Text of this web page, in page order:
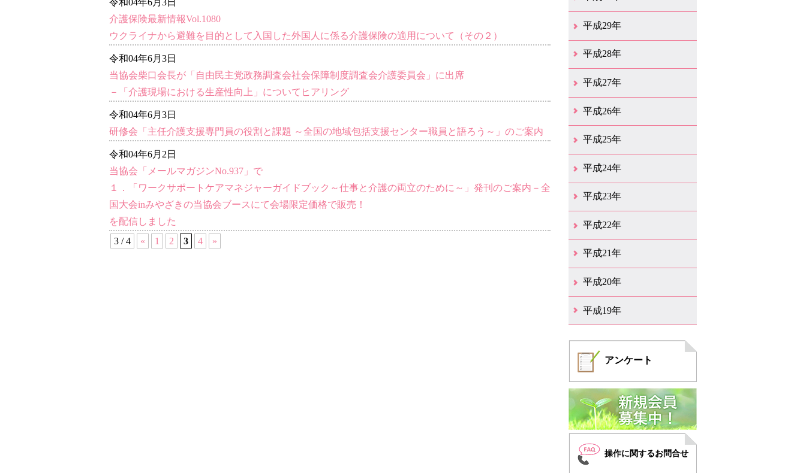
令和04年6月3日
介護保険最新情報Vol.1080
ウクライナから避難を目的として入国した外国人に係る介護保険の適用について（その２）
令和04年6月3日
当協会柴口会長が「自由民主党政務調査会社会保障制度調査会介護委員会」に出席
－「介護現場における生産性向上」についてヒアリング
令和04年6月3日
研修会「主任介護支援専門員の役割と課題 ～全国の地域包括支援センター職員と語ろう～」のご案内
令和04年6月2日
当協会「メールマガジンNo.937」で
１．「ワークサポートケアマネジャーガイドブック～仕事と介護の両立のために～」発刊のご案内－全
国大会inみやざきの当協会ブースにて会場限定価格で販売！
を配信しました
3 / 4
« 1 2 3 4 »
12月（14）
11月（13）
10月（18）
9月（17）
8月（19）
7月（66）
6月（19）
5月（16）
4月（29）
3月（41）
2月（16）
1月（15）
平成29年
12月（22）
11月（11）
10月（22）
9月（31）
8月（20）
7月（29）
6月（6）
5月（13）
4月（10）
3月（10）
2月（5）
1月（6）
平成28年
12月（15）
11月（12）
10月（12）
9月（21）
8月（11）
7月（18）
6月（16）
5月（27）
4月（49）
3月（37）
2月（12）
1月（9）
平成27年
12月（23）
11月（12）
10月（11）
9月（15）
8月（4）
7月（11）
6月（20）
5月（14）
4月（26）
3月（29）
2月（17）
1月（9）
平成26年
12月（11）
11月（11）
10月（9）
9月（11）
8月（12）
7月（9）
6月（12）
5月（5）
4月（13）
3月（12）
2月（8）
1月（9）
平成25年
12月（12）
11月（6）
10月（7）
9月（10）
8月（6）
7月（9）
6月（7）
5月（8）
4月（7）
3月（12）
2月（17）
1月（7）
平成24年
12月（8）
11月（5）
10月（7）
9月（10）
8月（5）
7月（7）
6月（9）
5月（7）
4月（6）
3月（12）
2月（2）
1月（4）
平成23年
12月（6）
11月（6）
10月（14）
9月（5）
8月（8）
7月（7）
6月（9）
5月（10）
4月（12）
3月（3）
2月（2）
平成22年
12月（1）
11月（5）
10月（7）
9月（15）
8月（12）
7月（11）
6月（12）
5月（6）
4月（4）
3月（17）
2月（7）
1月（6）
平成21年
12月（4）
11月（3）
10月（7）
9月（5）
8月（7）
7月（9）
6月（13）
5月（9）
4月（22）
3月（9）
2月（8）
平成20年
12月（6）
11月（4）
10月（6）
9月（4）
8月（1）
7月（6）
6月（1）
5月（1）
4月（1）
3月（2）
2月（4）
1月（2）
平成19年
アンケート
操作に関するお問合せ